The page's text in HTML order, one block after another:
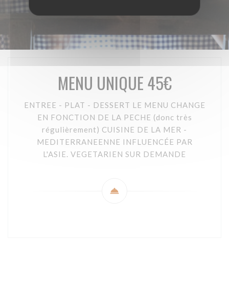
MENU UNIQUE 45€
ENTREE - PLAT - DESSERT LE MENU CHANGE
EN FONCTION DE LA PECHE (donc très
régulièrement) CUISINE DE LA MER -
MEDITERRANEENNE INFLUENCÉE PAR
L'ASIE. VEGETARIEN SUR DEMANDE